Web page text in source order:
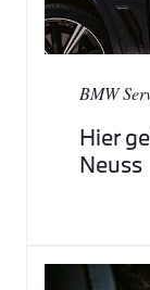
BMW
Hier
Neuss